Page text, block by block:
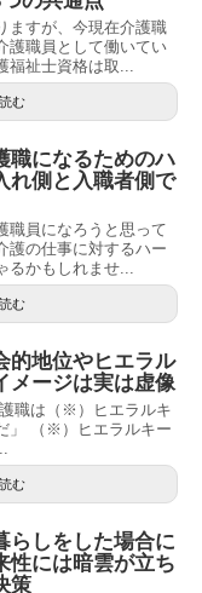
ますが、今現在介護職
護職員として働いてい
福祉士資格は取...
む
職になるためのハ
れ側と入職者側で
職員になろうと思って
護の仕事に対するハー
るかもしれませ...
む
的地位やヒエラル
メージは実は虚像
職は（※）ヒエラルキ
」 （※）ヒエラルキー
む
らしをした場合に
性には暗雲が立ち
策